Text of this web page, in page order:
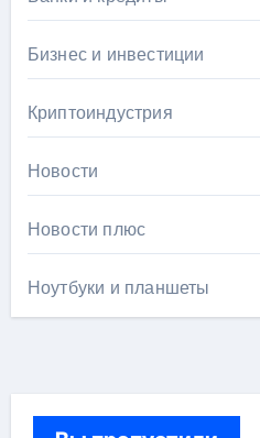
Бизнес и инвестиции
Криптоиндустрия
Новости
Новости плюс
Ноутбуки и планшеты